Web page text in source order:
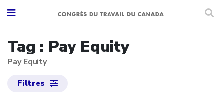
Tag : Pay Equity
Pay Equity
Filtres